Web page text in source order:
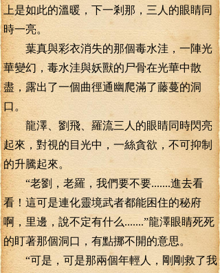
上是如此的溫暖，下一剎那，三人的眼睛同
時一亮。
葉真與彩衣消失的那個毒水洼，一陣光
華變幻，毒水洼與妖獸的尸骨在光華中散
盡，露出了一個曲徑通幽爬滿了藤蔓的洞
口。
龍澤、劉飛、羅流三人的眼睛同時閃亮
起來，對視的目光中，一絲貪欲，不可抑制
的升騰起來。
“老劉，老羅，我們要不要.......進去看
看！這可是連化靈境武者都能困住的秘府
啊，里邊，說不定有什么.......”龍澤眼睛死死
的盯著那個洞口，有點挪不開的意思。
“可是，可是那兩個年輕人，剛剛救了我